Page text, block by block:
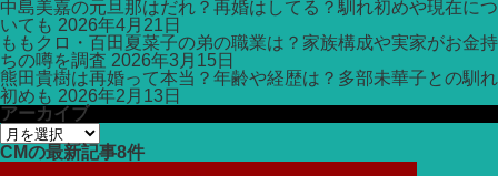
中島美嘉の元旦那はだれ？再婚はしてる？馴れ初めや現在につ
いても 2026年4月21日
ももクロ・百田夏菜子の弟の職業は？家族構成や実家がお金持
ちの噂を調査 2026年3月15日
熊田貴樹は再婚って本当？年齢や経歴は？多部未華子との馴れ
初めも 2026年2月13日
アーカイブ
ア
ー
カ
CMの最新記事8件